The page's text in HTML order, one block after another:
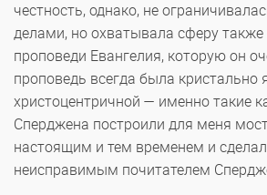
честность, однако, не
делами, но охватывала сферу также
проповеди Евангелия, которую он
проповедь всегда была кристально
христоцентричной — именно такие
Сперджена построили для меня
настоящим и тем временем и
неисправимым почитателем